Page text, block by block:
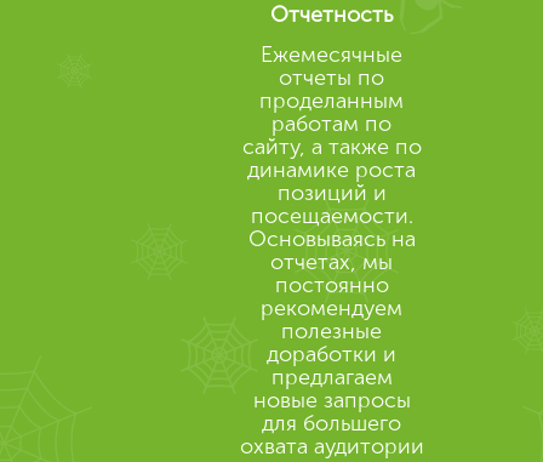
Отчетность
Ежемесячные
отчеты по
проделанным
работам по
сайту, а также по
динамике роста
позиций и
посещаемости.
Основываясь на
отчетах, мы
постоянно
рекомендуем
полезные
доработки и
предлагаем
новые запросы
для большего
охвата аудитории